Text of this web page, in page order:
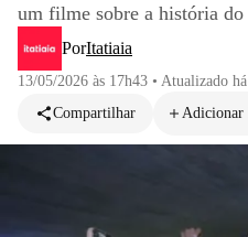
um filme sobre a história
PorItatiaia
13/05/2026 às 17h43 • Atualizado
Compartilhar
Adicionar